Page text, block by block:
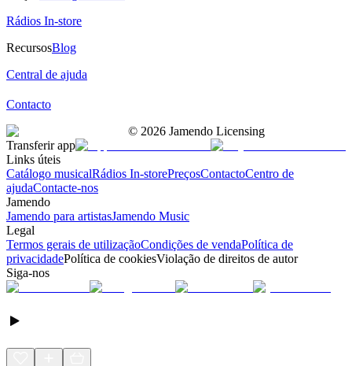
Rádios In-store
RecursosBlog
Central de ajuda
Contacto
© 2026 Jamendo Licensing
Transferir app
Links úteis
Catálogo musicalRádios In-storePreçosContactoCentro de
ajudaContacte-nos
Jamendo
Jamendo para artistasJamendo Music
Legal
Termos gerais de utilizaçãoCondições de vendaPolítica de
privacidadePolítica de cookiesViolação de direitos de autor
Siga-nos